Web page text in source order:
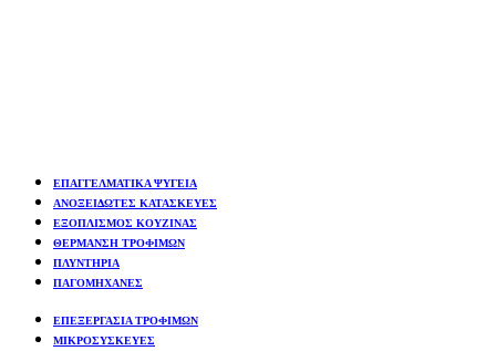
ΕΠΑΓΓΕΛΜΑΤΙΚΑ ΨΥΓΕΙΑ
ΑΝΟΞΕΙΔΩΤΕΣ ΚΑΤΑΣΚΕΥΕΣ
ΕΞΟΠΛΙΣΜΟΣ ΚΟΥΖΙΝΑΣ
ΘΕΡΜΑΝΣΗ ΤΡΟΦΙΜΩΝ
ΠΛΥΝΤΗΡΙΑ
ΠΑΓΟΜΗΧΑΝΕΣ
ΕΠΕΞΕΡΓΑΣΙΑ ΤΡΟΦΙΜΩΝ
ΜΙΚΡΟΣΥΣΚΕΥΕΣ